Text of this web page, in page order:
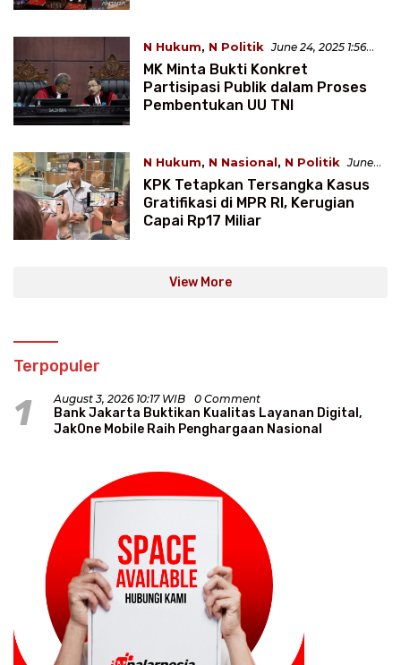
N Hukum, N Politik June 24, 2025 1:56
WIB
MK Minta Bukti Konkret
Partisipasi Publik dalam Proses
Pembentukan UU TNI
N Hukum, N Nasional, N Politik June
24, 2025 1:51 WIB
KPK Tetapkan Tersangka Kasus
Gratifikasi di MPR RI, Kerugian
Capai Rp17 Miliar
View More
Terpopuler
1 August 3, 2026 10:17 WIB 0 Comment
Bank Jakarta Buktikan Kualitas Layanan Digital,
JakOne Mobile Raih Penghargaan Nasional